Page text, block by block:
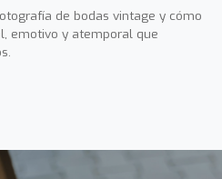
de bodas vintage y cómo
emotivo y atemporal que